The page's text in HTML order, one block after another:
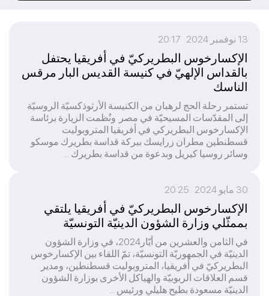
13 نوفمبر 2024 20:17
الإكسارخوس البطريركيّ في أفريقيا يحتفل
بالقداس الإلهيّ في كنيسة القديس البار مرقس
الناسك
تستمر رحلة الحج لرهبان من الكنيسة الأرثوذكسيّة الروسيّة
إلى المقدّسات المسيحيّة في مصر. ونُظمت الزيارة برئاسة
الإكسارخوس البطريركي في أفريقيا المتروبوليت
قسطنطين مطران زرايسك ببركة قداسة بطريرك موسكو
وسائر روسيا كيريل وبدعوة من قداسة بطريرك ...
30 مايو 2024 20:25
الإكسارخوس البطريركيّ في أفريقيا يلتقي
بممثّلي وزارة الشؤون الدينيّة التونسيّة
في الثامن والعشرين من أيّار2024، في وزارة الشؤون
الدينيّة في الجمهوريّة التونسيّة، تمّ اللقاء بين الإكسارخوس
البطريركيّ في أفريقيا، المتروبوليت قسطنطين، ومدير
قسم العلاقات الربوبيّة والهياكل الأخرى بوزارة الشؤون
الدينيّة مسعودة بطيح هليلي ورئيس ...